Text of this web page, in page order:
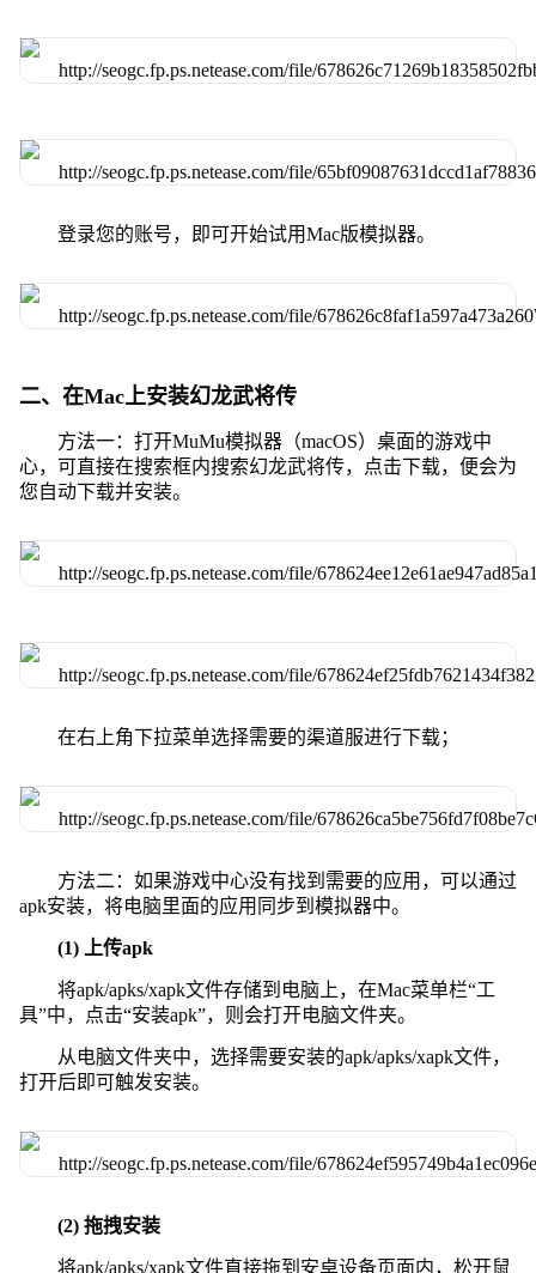
登录您的账号，即可开始试用Mac版模拟器。
二、在Mac上安装幻龙武将传
方法一：打开MuMu模拟器（macOS）桌面的游戏中
心，可直接在搜索框内搜索幻龙武将传，点击下载，便会为
您自动下载并安装。
在右上角下拉菜单选择需要的渠道服进行下载；
方法二：如果游戏中心没有找到需要的应用，可以通过
apk安装，将电脑里面的应用同步到模拟器中。
(1) 上传apk
将apk/apks/xapk文件存储到电脑上，在Mac菜单栏“工
具”中，点击“安装apk”，则会打开电脑文件夹。
从电脑文件夹中，选择需要安装的apk/apks/xapk文件，
打开后即可触发安装。
(2) 拖拽安装
将apk/apks/xapk文件直接拖到安卓设备页面内，松开鼠